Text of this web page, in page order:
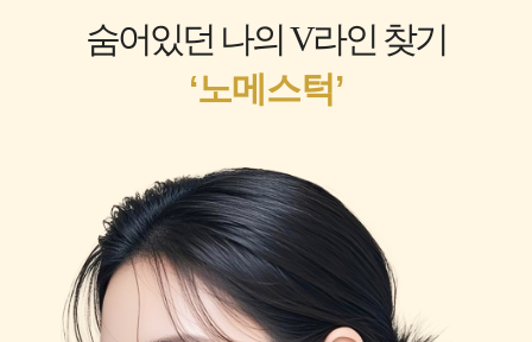
숨어있던 나의 V라인 찾기
‘노메스턱’